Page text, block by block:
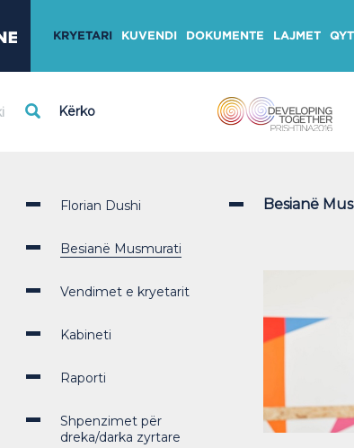
KRYETARI KUVENDI DOKUMENTE LAJMET
Florian Dushi
Besianë Musmurati
Vendimet e kryetarit
Kabineti
Raporti
Shpenzimet për
dreka/darka zyrtare
Besianë